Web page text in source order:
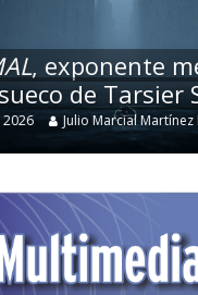
, exponente
de Tarsier
Julio Marcial